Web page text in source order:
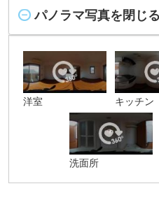
パノラマ写真を閉じる
洋室 キッチン
洗面所